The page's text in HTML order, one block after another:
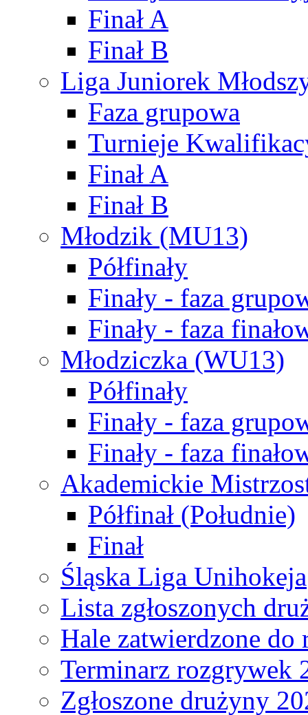
Finał A
Finał B
Liga Juniorek
Faza grupowa
Turnieje
Finał A
Finał B
Młodzik (MU13)
Półfinały
Finały - faza
Finały - faza
Młodziczka (WU13)
Półfinały
Finały - faza
Finały - faza
Akademickie
Półfinał (Południe)
Finał
Śląska Liga Unihokeja
Lista zgłoszonych
Hale zatwierdzone do
Terminarz rozgrywek
Zgłoszone drużyny